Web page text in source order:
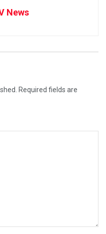
News
Required fields are